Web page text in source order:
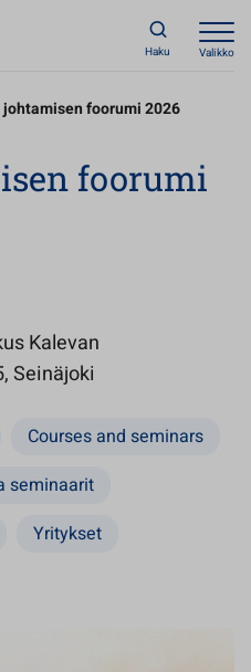
Haku Valikko
johtamisen foorumi 2026
foorumi
Kalevan
Seinäjoki
Courses and seminars
seminaarit
Yritykset